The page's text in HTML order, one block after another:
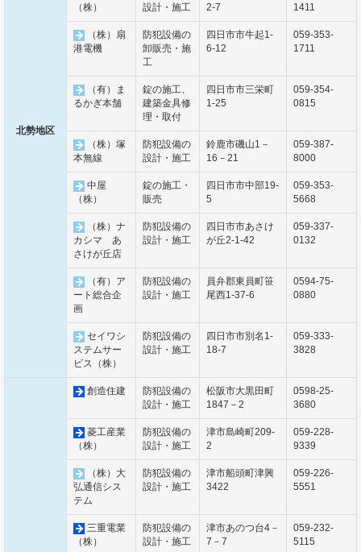
北勢地区
（株）
設計・施工
2-7
1411
（株）扇
港電機
防犯設備の
卸販売・施
工
四日市市牛起1-
6-12
059-353-
1711
（有）ま
るかぎ本舗
錠の施工、
建築金具修
理・取付
四日市市三栄町
1-25
059-354-
0815
（株）塚
本無線
防犯設備の
設計・施工
鈴鹿市磯山1－
16－21
059-387-
8000
中屋
（株）
錠の施工・
販売
四日市市中部19-
5
059-353-
5668
（株）ナ
カシマ あ
さけが丘店
防犯設備の
設計・施工
四日市市あさけ
が丘2-1-42
059-337-
0132
（有）ア
ート総合企
画
防犯設備の
設計・施工
員弁郡東員町笹
尾西1-37-6
0594-75-
0880
セイワシ
ステムサー
ビス（株）
防犯設備の
設計・施工
四日市市別名1-
18-7
059-333-
3828
創造住建
防犯設備の
設計・施工
松阪市大黒田町
1847－2
0598-25-
3680
菱工産業
（株）
防犯設備の
設計・施工
津市島崎町209-
2
059-228-
9339
（株）大
弘通信シス
テム
防犯設備の
設計・施工
津市船頭町津興
3422
059-226-
5551
三重電業
（株）
防犯設備の
設計・施工
津市あのつ台4－
7－7
059-232-
5115